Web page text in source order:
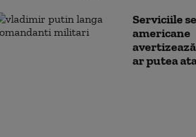
Serviciile
americane
ar putea